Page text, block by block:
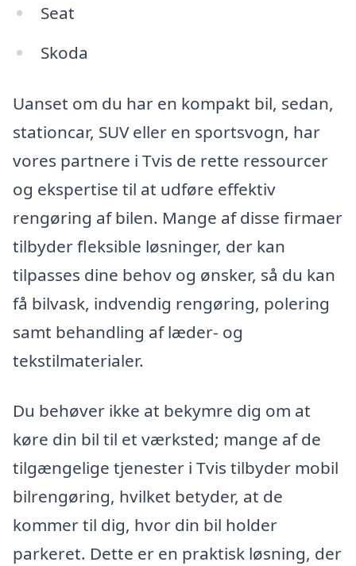
Seat
Skoda
Uanset om du har en kompakt bil, sedan,
stationcar, SUV eller en sportsvogn, har
vores partnere i Tvis de rette ressourcer
og ekspertise til at udføre effektiv
rengøring af bilen. Mange af disse firmaer
tilbyder fleksible løsninger, der kan
tilpasses dine behov og ønsker, så du kan
få bilvask, indvendig rengøring, polering
samt behandling af læder- og
tekstilmaterialer.
Du behøver ikke at bekymre dig om at
køre din bil til et værksted; mange af de
tilgængelige tjenester i Tvis tilbyder mobil
bilrengøring, hvilket betyder, at de
kommer til dig, hvor din bil holder
parkeret. Dette er en praktisk løsning, der